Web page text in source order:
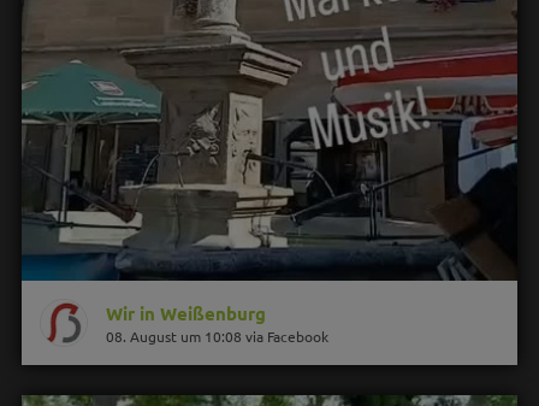
Wir in Weißenburg
08. August um 10:08 via Facebook